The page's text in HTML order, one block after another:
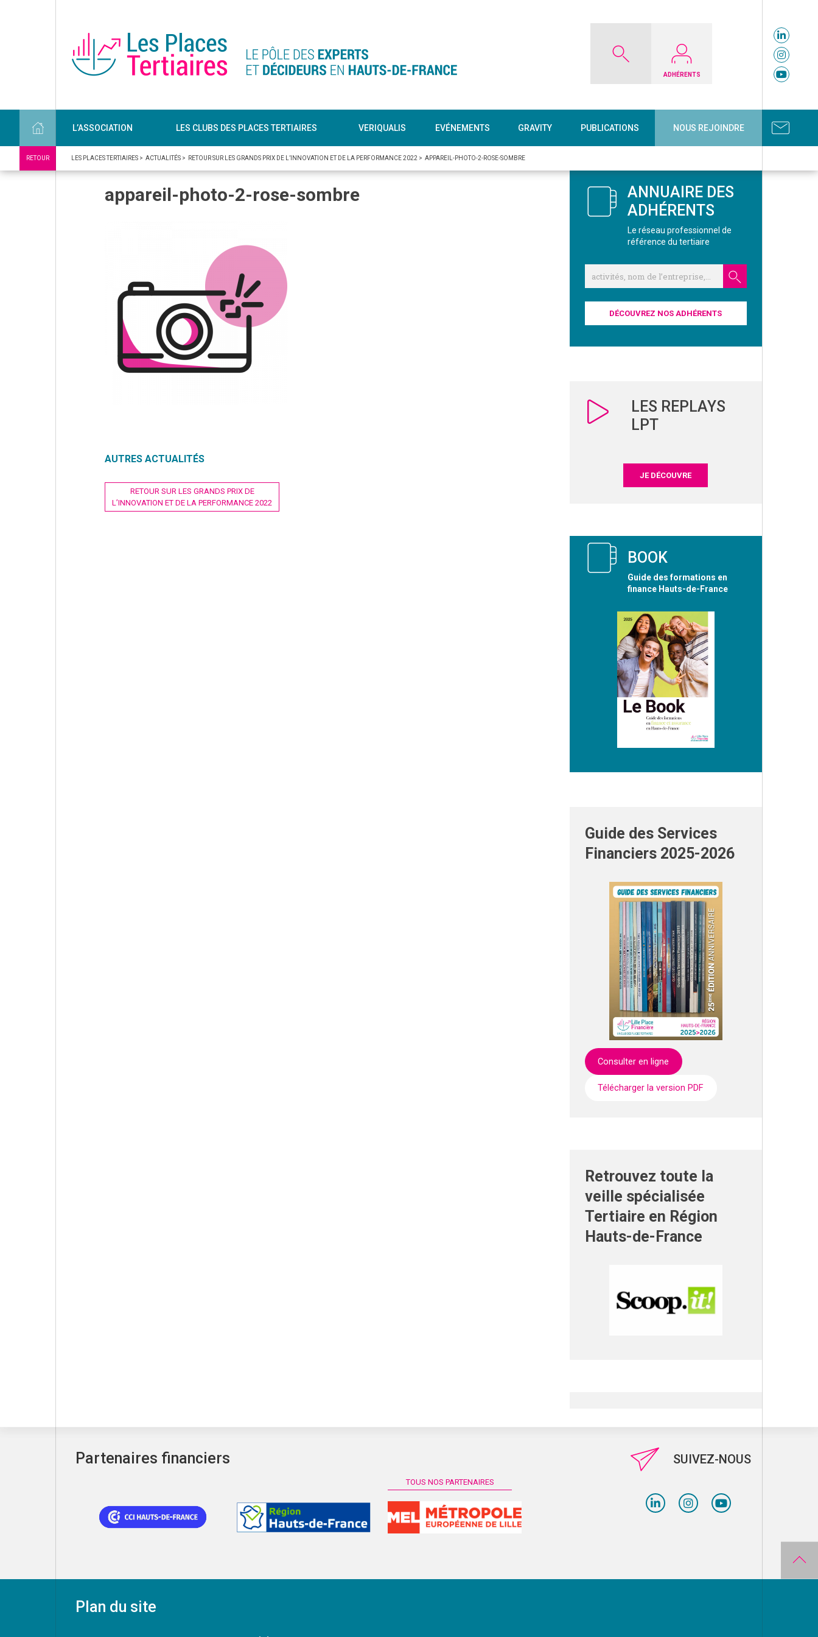
ADHÉRENTS
L’ASSOCIATION LES CLUBS DES PLACES TERTIAIRES VERIQUALIS EVÉNEMENTS GRAVITY PUBLICATIONS NOUS REJOINDRE
RETOUR LES PLACES TERTIAIRES > ACTUALITÉS > RETOUR SUR LES GRANDS PRIX DE L’INNOVATION ET DE LA PERFORMANCE 2022 > APPAREIL-PHOTO-2-ROSE-SOMBRE
appareil-photo-2-rose-sombre
AUTRES ACTUALITÉS
Navigation
de
RETOUR SUR LES GRANDS PRIX DE
L’INNOVATION ET DE LA PERFORMANCE 2022
ANNUAIRE DES
ADHÉRENTS
Le réseau professionnel de
référence du tertiaire
DÉCOUVREZ NOS ADHÉRENTS
LES REPLAYS
LPT
JE DÉCOUVRE
BOOK
Guide des formations en
finance Hauts-de-France
Guide des Services
Financiers 2025-2026
Consulter en ligne
Télécharger la version PDF
Retrouvez toute la
veille spécialisée
Tertiaire en Région
Hauts-de-France
Partenaires financiers
TOUS NOS PARTENAIRES
SUIVEZ-NOUS
Plan du site